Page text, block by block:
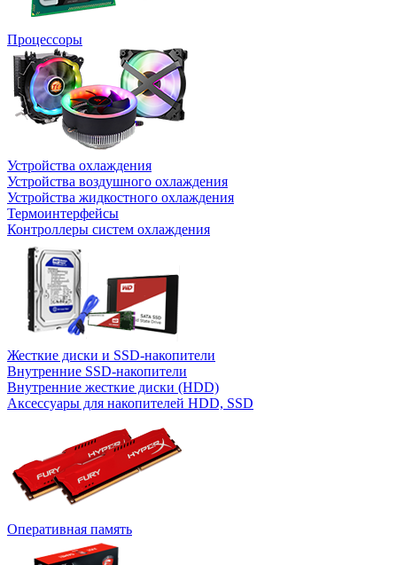
Процессоры
Устройства охлаждения
Устройства воздушного охлаждения
Устройства жидкостного охлаждения
Термоинтерфейсы
Контроллеры систем охлаждения
Жесткие диски и SSD-накопители
Внутренние SSD-накопители
Внутренние жесткие диски (HDD)
Аксессуары для накопителей HDD, SSD
Оперативная память